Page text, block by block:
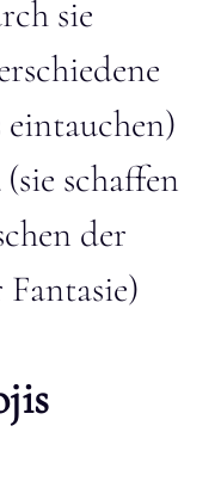
sie
(sie schaffen
der